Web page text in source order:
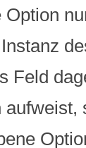
Option
Feld
aufweist,